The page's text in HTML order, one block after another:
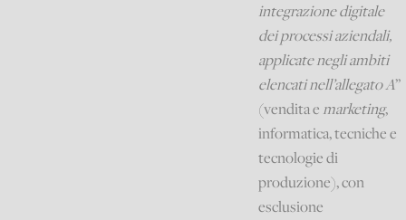
integrazione digitale
dei processi aziendali,
applicate negli ambiti
elencati nell’allegato A”
(vendita e marketing,
informatica, tecniche e
tecnologie di
produzione), con
esclusione